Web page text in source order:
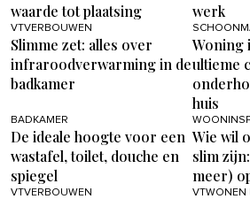
waarde tot plaatsing
werk
VTVERBOUWEN
Slimme zet: alles over
infraroodverwarming in de
badkamer
Woning
ultieme
huis
BADKAMER
De ideale hoogte voor een
wastafel, toilet, douche en
spiegel
Wie wil
slim
meer)
VTVERBOUWEN VTWONEN